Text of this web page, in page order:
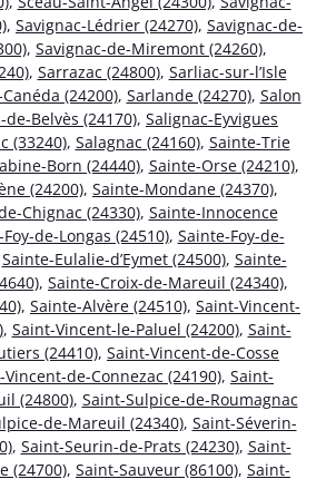
, Savignac-Lédrier (24270), Savignac-de-
, Savignac-de-Miremont (24260),
, Sarrazac (24800), Sarliac-sur-l’Isle
(24200), Sarlande (24270), Salon
de-Belvès (24170), Salignac-Eyvigues
(33240), Salagnac (24160), Sainte-Trie
Born (24440), Sainte-Orse (24210),
(24200), Sainte-Mondane (24370),
Chignac (24330), Sainte-Innocence
de-Longas (24510), Sainte-Foy-de-
Sainte-Eulalie-d’Eymet (24500), Sainte-
, Sainte-Croix-de-Mareuil (24340),
, Sainte-Alvère (24510), Saint-Vincent-
, Saint-Vincent-le-Paluel (24200), Saint-
(24410), Saint-Vincent-de-Cosse
Vincent-de-Connezac (24190), Saint-
(24800), Saint-Sulpice-de-Roumagnac
de-Mareuil (24340), Saint-Séverin-
, Saint-Seurin-de-Prats (24230), Saint-
(24700), Saint-Sauveur (86100), Saint-